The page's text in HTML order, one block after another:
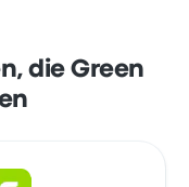
die Green